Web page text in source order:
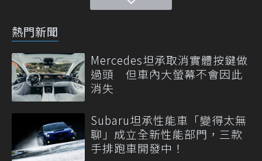
熱門新聞
Mercedes坦承取消實體按鍵做
過頭 但車內大螢幕不會因此
消失
Subaru坦承性能車「變得太無
聊」成立全新性能部門，三款
手排跑車開發中！